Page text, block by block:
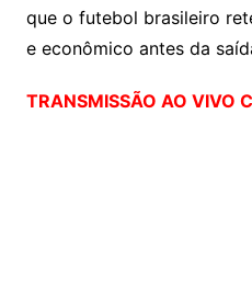
que o futebol brasileiro
e econômico antes da
TRANSMISSÃO AO VIVO